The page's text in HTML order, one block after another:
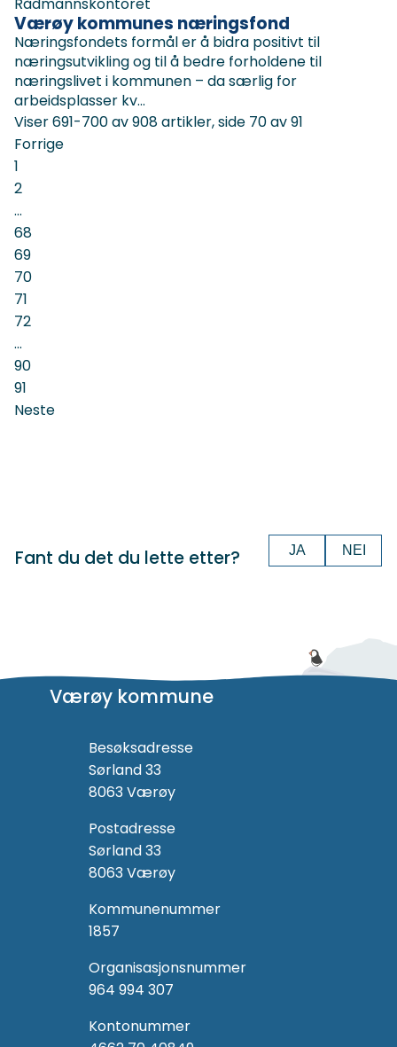
Rådmannskontoret
Værøy kommunes næringsfond
Næringsfondets formål er å bidra positivt til
næringsutvikling og til å bedre forholdene til
næringslivet i kommunen – da særlig for
arbeidsplasser kv...
Viser691-700av908artikler,side 70av91
Forrige
1
2
...
68
69
70
71
72
...
90
91
Neste
Fant du det du lette etter? JA NEI
Værøy kommune
Besøksadresse
Sørland 33
8063 Værøy
Postadresse
Sørland 33
8063 Værøy
Kommunenummer
1857
Organisasjonsnummer
964 994 307
Kontonummer